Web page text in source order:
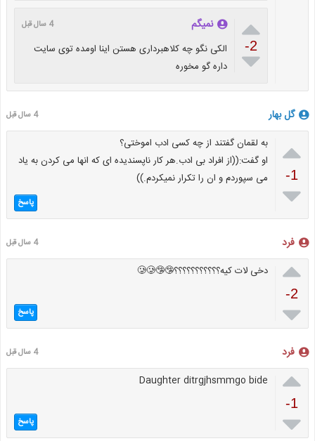

-2

نمیگم 4 سال قبل
الکی نگو چه کلاهبرداری هستن اینا اومده توی سایت
داره گو مخوره
گل بهار 4 سال قبل

-1

به لقمان گفتند از چه کسی ادب اموختی؟
او گفت:((از افراد بی ادب.هر کار ناپسندیده ای که انها می کردن به یاد
می سپوردم و ان را تکرار نمیکردم.))
پاسخ
فرد 4 سال قبل

-2

دخی لات کیه؟؟؟؟؟؟؟؟؟؟؟🤥🤥🥲🥲
پاسخ
فرد 4 سال قبل

-1

Daughter ditrgjhsmmgo bide
پاسخ